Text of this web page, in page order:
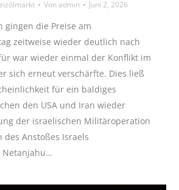
Vonadmin Juni 2, 2026
gingen die Preise am
zeitweise wieder deutlich nach
war wieder einmal der Konflikt im
sich erneut verschärfte. Dies ließ
für ein baldiges
den USA und Iran wieder
der israelischen Militäroperation
des Anstoßes Israels
Netanjahu…